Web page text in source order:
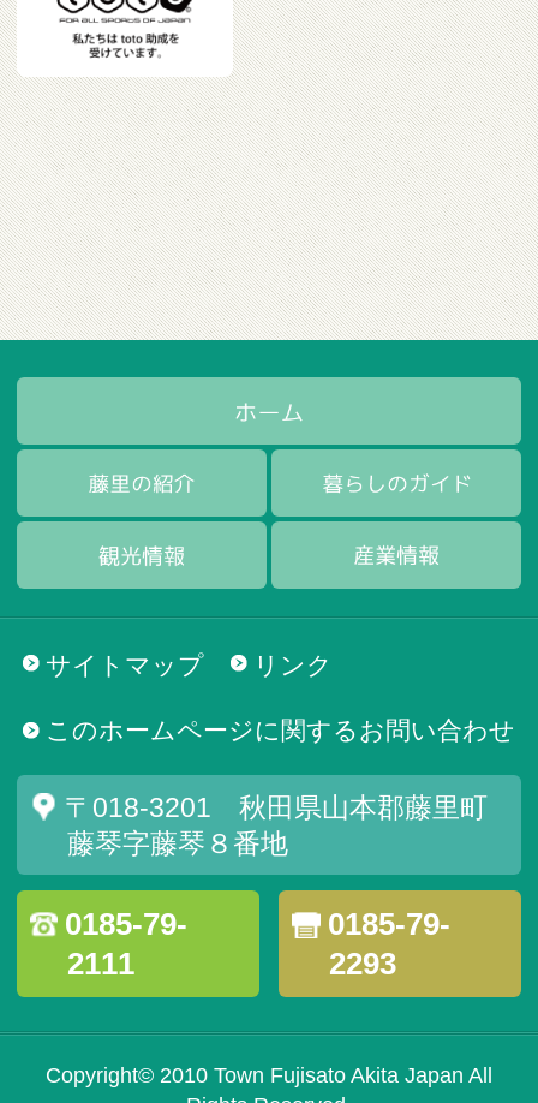
サイトマップ リンク
このホームページに関するお問い合わせ
〒018-3201 秋田県山本郡藤里町
藤琴字藤琴８番地
0185-79-
2111
0185-79-
2293
Copyright© 2010 Town Fujisato Akita Japan All